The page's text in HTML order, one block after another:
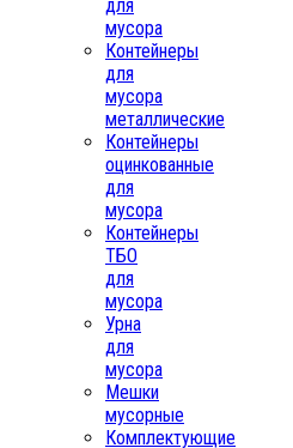
для
мусора
Контейнеры
для
мусора
металлические
Контейнеры
оцинкованные
для
мусора
Контейнеры
ТБО
для
мусора
Урна
для
мусора
Мешки
мусорные
Комплектующие